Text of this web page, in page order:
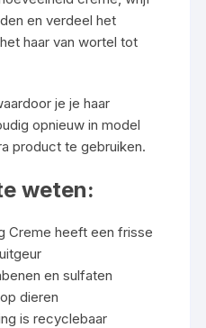
en verdeel het
haar van wortel tot
je je haar
opnieuw in model
product te gebruiken.
weten:
Creme heeft een frisse
en sulfaten
dieren
is recyclebaar